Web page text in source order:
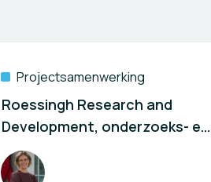
Projectsamenwerking
Roessingh Research and
Development, onderzoeks- en
innovatieafdeling van
Roessingh, Centrum voor